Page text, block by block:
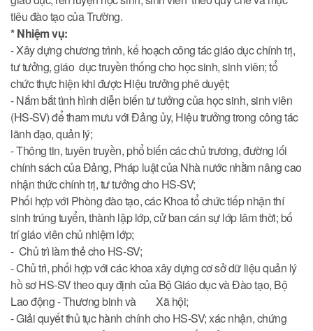
tiêu đào tạo của Trường.
* Nhiệm vụ:
- Xây dựng chương trình, kế hoạch công tác giáo dục chính trị,
tư tưởng, giáo dục truyền thống cho học sinh, sinh viên; tổ
chức thực hiện khi được Hiệu trưởng phê duyệt;
- Nắm bắt tình hình diễn biến tư tưởng của học sinh, sinh viên
(HS-SV) để tham mưu với Đảng ủy, Hiệu trưởng trong công tác
lãnh đạo, quản lý;
- Thông tin, tuyên truyền, phổ biến các chủ trương, đường lối
chính sách của Đảng, Pháp luật của Nhà nước nhằm nâng cao
nhận thức chính trị, tư tưởng cho HS-SV;
Phối hợp với Phòng đào tạo, các Khoa tổ chức tiếp nhận thí
sinh trúng tuyển, thành lập lớp, cử ban cán sự lớp lâm thời; bố
trí giáo viên chủ nhiệm lớp;
- Chủ trì làm thẻ cho HS-SV;
- Chủ trì, phối hợp với các khoa xây dựng cơ sở dữ liệu quản lý
hồ sơ HS-SV theo quy định của Bộ Giáo dục và Đào tạo, Bộ
Lao động - Thương binh và Xã hội;
- Giải quyết thủ tục hành chính cho HS-SV; xác nhận, chứng